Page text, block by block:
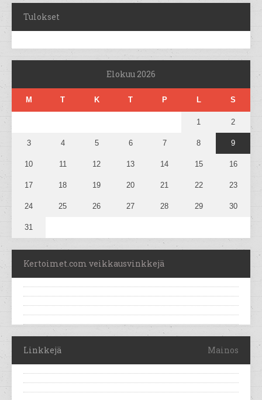
Tulokset
Elokuu 2026
M T K T P L S
1 2
3 4 5 6 7 8 9
10 11 12 13 14 15 16
17 18 19 20 21 22 23
24 25 26 27 28 29 30
31
Kertoimet.com veikkausvinkkejä
Linkkejä Mainos